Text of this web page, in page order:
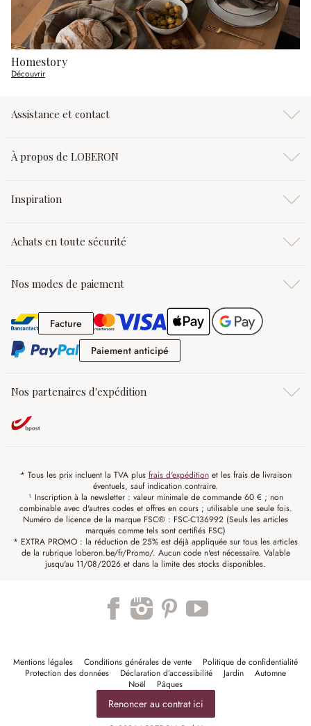
Homestory
Découvrir
Assistance et contact
À propos de LOBERON
Inspiration
Achats en toute sécurité
Nos modes de paiement
FactureFacture
Paiement anticipé
Nos partenaires d'expédition
* Tous les prix incluent la TVA plus frais d'expéditionet les frais de livraison
éventuels, sauf indication contraire.
¹ Inscription à la newsletter : valeur minimale de commande 60 € ; non
combinable avec d'autres codes et offres en cours ; utilisable une seule fois.
Numéro de licence de la marque FSC® : FSC-C136992 (Seuls les articles
marqués comme tels sont certifiés FSC)
* EXTRA PROMO : la réduction de 25% est déjà appliquée sur tous les articles
de la rubrique loberon.be/fr/Promo/. Aucun code n'est nécessaire. Valable
jusqu'au 11/08/2026 et dans la limite des stocks disponibles.
Mentions légales Conditions générales de vente
Politique de confidentialité
Protection des données
Déclaration d’accessibilité Jardin
Automne
Noël
Pâques
Renoncer au contrat ici